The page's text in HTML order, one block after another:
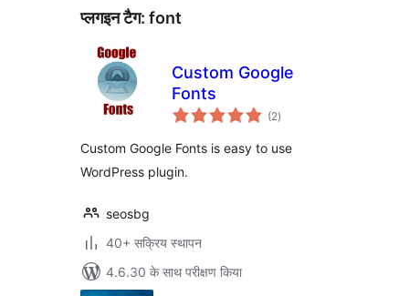
प्लगइन टैग: font
Custom Google
Fonts
(2कुल
दर)
Custom Google Fonts is easy to use
WordPress plugin.
seosbg
40+ सक्रिय स्थापन
4.6.30 के साथ परीक्षण किया